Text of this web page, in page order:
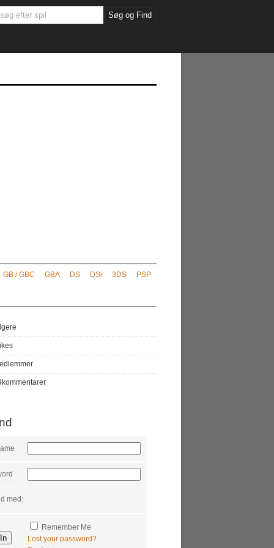
GB / GBC GBA DS DSi 3DS PSP
likes
kommentarer
med:
Remember Me
Lost your password?